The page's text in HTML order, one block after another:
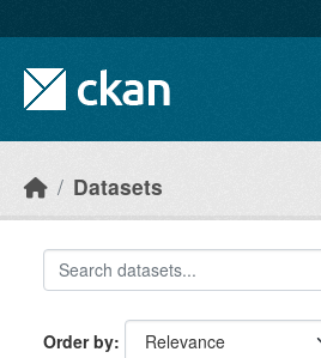
Datasets
Order by